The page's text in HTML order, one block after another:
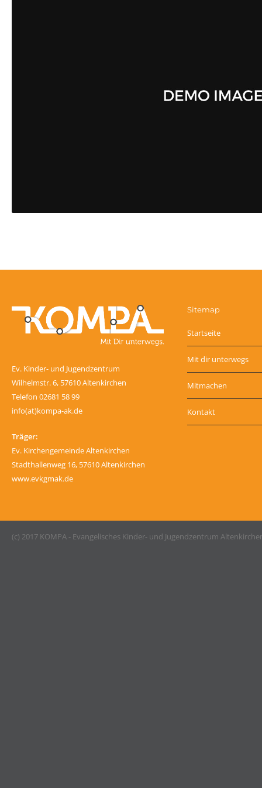
Ev. Kinder- und Jugendzentrum
Wilhelmstr. 6, 57610 Altenkirchen
Telefon 02681 58 99
info(at)kompa-ak.de
Träger:
Ev. Kirchengemeinde Altenkirchen
Stadthallenweg 16, 57610 Altenkirchen
www.evkgmak.de
Sitemap
Startseite
Mit dir unterwegs
Mitmachen
Kontakt
(c) 2017 KOMPA - Evangelisches Kinder- und Jugendzentrum